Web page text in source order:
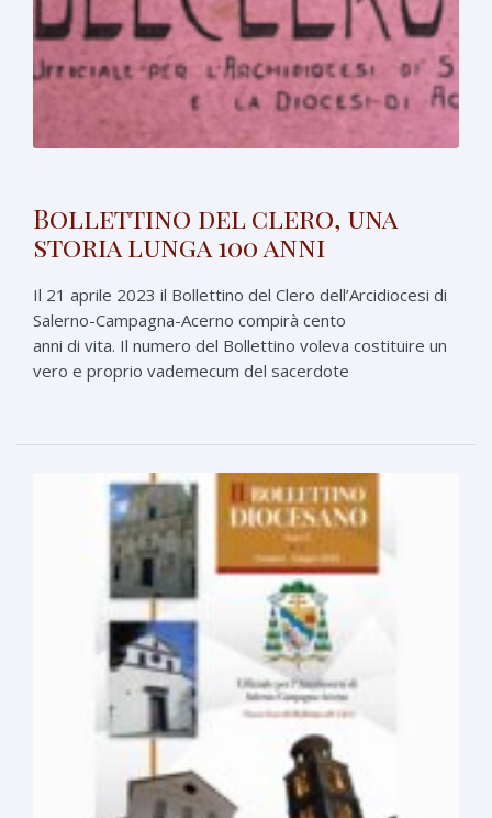
Bollettino del clero, una
storia lunga 100 anni
Il 21 aprile 2023 il Bollettino del Clero dell’Arcidiocesi di
Salerno-Campagna-Acerno compirà cento
anni di vita. Il numero del Bollettino voleva costituire un
vero e proprio vademecum del sacerdote